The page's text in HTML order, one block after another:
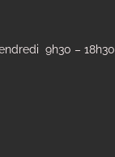
9h30 – 18h30